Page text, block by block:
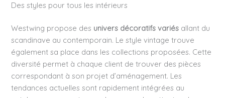
Des styles pour tous les intérieurs
Westwing propose des univers décoratifs variés allant du
scandinave au contemporain. Le style vintage trouve
également sa place dans les collections proposées. Cette
diversité permet à chaque client de trouver des pièces
correspondant à son projet d’aménagement. Les
tendances actuelles sont rapidement intégrées au